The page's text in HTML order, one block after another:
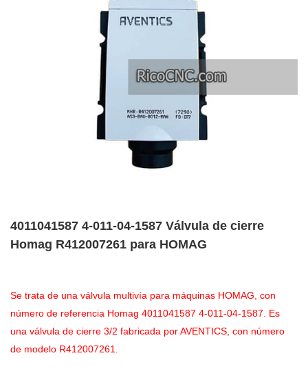
4011041587 4-011-04-1587 Válvula de cierre
Homag R412007261 para HOMAG
Se trata de una válvula multivía para máquinas HOMAG, con
número de referencia Homag 4011041587 4-011-04-1587. Es
una válvula de cierre 3/2 fabricada por AVENTICS, con número
de modelo R412007261.